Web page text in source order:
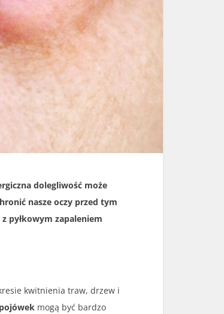
dolegliwość może
nasze oczy przed tym
pyłkowym zapaleniem
kwitnienia traw, drzew i
mogą być bardzo